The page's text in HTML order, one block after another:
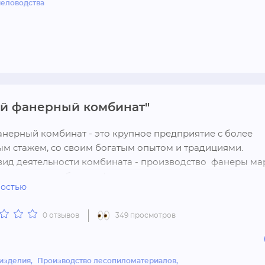
фанерный комбинат"
комбинат - это крупное предприятие с более
стажем, со своим богатым опытом и традициями.
деятельности комбината - производство  фанеры
единственным предприятием в Алтайском крае,
в дальневосточный регион и новосибирскую
оборудование импортного и
фанеру из древесины лиственных пород.
0 отзывов 349 просмотров
Производство лесопиломатериалов